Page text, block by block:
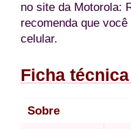
no site da Motorola:
recomenda que
celular.
Ficha
Sobre